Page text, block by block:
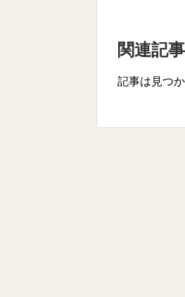
関連記事
記事は見つ